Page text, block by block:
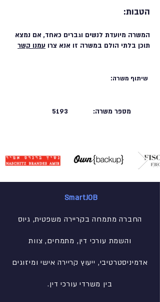
הטבות:
המשרה מיועדת לנשים וגברים כאחד, אם נמצא
תוכן בלתי הולם במשרה זו אנא צרו עמנו קשר
שיתוף משרה:
5193 מספר משרה:
SmartJOB
החברה מתמחה בקריירה משפטית, גיוס
והשמת עורכי דין, מתמחים, צוות
אדמיניסטרטיבי, ייעוץ קריירה אישי ומיזוגים
בין משרדי עורכי דין.